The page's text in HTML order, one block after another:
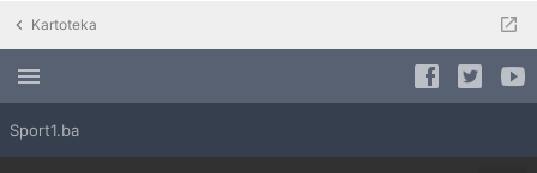
Kartoteka
Sport1.ba